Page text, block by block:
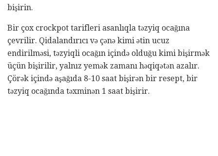
bişirin.
Bir çox crockpot tarifleri asanlıqla təzyiq ocağına
çevrilir. Qidalandırıcı və çənə kimi ətin ucuz
endirilməsi, təzyiqli ocağın içində olduğu kimi bişirmək
üçün bişirilir, yalnız yemək zamanı həqiqətən azalır.
Çörək içində aşağıda 8-10 saat bişirən bir resept, bir
təzyiq ocağında təxminən 1 saat bişirir.